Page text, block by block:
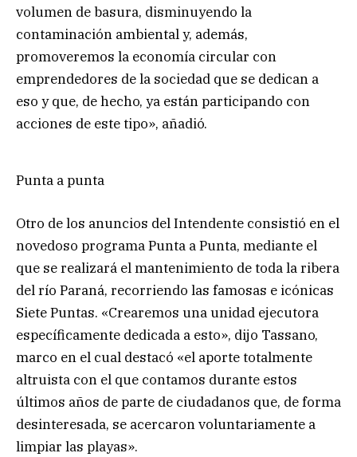
volumen de basura, disminuyendo la
contaminación ambiental y, además,
promoveremos la economía circular con
emprendedores de la sociedad que se dedican a
eso y que, de hecho, ya están participando con
acciones de este tipo», añadió.
Punta a punta
Otro de los anuncios del Intendente consistió en el
novedoso programa Punta a Punta, mediante el
que se realizará el mantenimiento de toda la ribera
del río Paraná, recorriendo las famosas e icónicas
Siete Puntas. «Crearemos una unidad ejecutora
específicamente dedicada a esto», dijo Tassano,
marco en el cual destacó «el aporte totalmente
altruista con el que contamos durante estos
últimos años de parte de ciudadanos que, de forma
desinteresada, se acercaron voluntariamente a
limpiar las playas».